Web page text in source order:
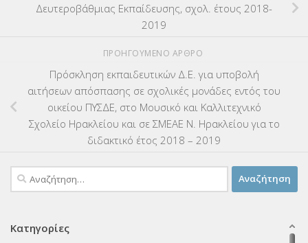
Δευτεροβάθμιας Εκπαίδευσης, σχολ. έτους 2018-
2019
ΠΡΟΗΓΟΎΜΕΝΟ ΆΡΘΡΟ
Πρόσκληση εκπαιδευτικών Δ.Ε. για υποβολή
αιτήσεων απόσπασης σε σχολικές μονάδες εντός του
οικείου ΠΥΣΔΕ, στο Μουσικό και Καλλιτεχνικό
Σχολείο Ηρακλείου και σε ΣΜΕΑΕ Ν. Ηρακλείου για το
διδακτικό έτος 2018 – 2019
Αναζήτηση
για:
Κατηγορίες